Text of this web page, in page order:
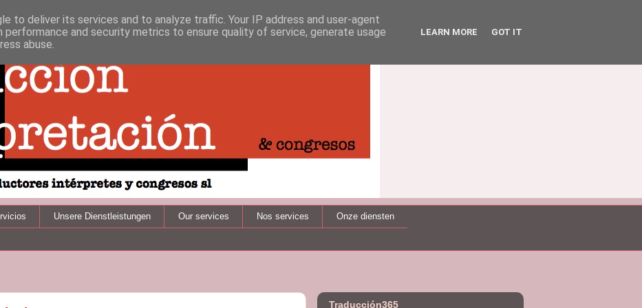
Unsere Dienstleistungen Our services Nos services Onze diensten
Traducción365
to deliver its services and to analyze traffic. Your IP address and user-agent
performance and security metrics to ensure quality of service, generate usage
abuse.
LEARN MORE GOT IT